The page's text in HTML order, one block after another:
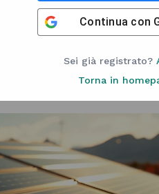
Continua con
Sei già registrato?
Torna in
delle rinnovabili: il
elettrica.